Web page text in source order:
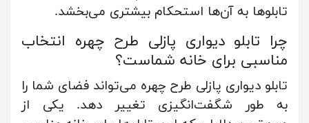
تابلوها به آن‌ها استحکام بیشتری می‌بخشد.
چرا تابلو دیواری پازلی طرح چهره انتخاب
مناسبی برای خانه شماست؟
تابلو دیواری پازلی طرح چهره می‌تواند فضای شما را
به طور شگفت‌انگیزی تغییر دهد. یکی از